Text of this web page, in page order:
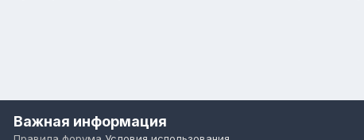
Важная информация